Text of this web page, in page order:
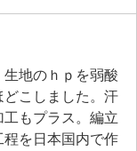
地のｈｐを弱酸
こしました。汗
もプラス。編立
を日本国内で作